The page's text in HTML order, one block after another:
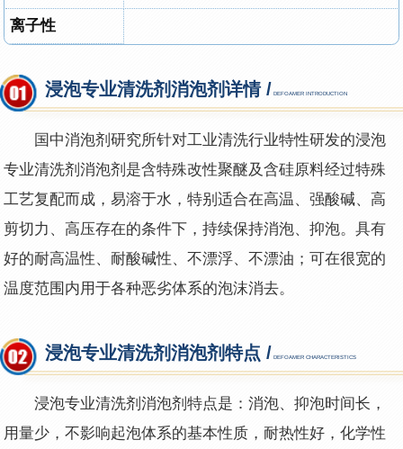
离子性
浸泡专业清洗剂消泡剂详情 / DEFOAMER INTRODUCTION
国中消泡剂研究所针对工业清洗行业特性研发的浸泡
专业清洗剂消泡剂是含特殊改性聚醚及含硅原料经过特殊
工艺复配而成，易溶于水，特别适合在高温、强酸碱、高
剪切力、高压存在的条件下，持续保持消泡、抑泡。具有
好的耐高温性、耐酸碱性、不漂浮、不漂油；可在很宽的
温度范围内用于各种恶劣体系的泡沫消去。
浸泡专业清洗剂消泡剂特点 / DEFOAMER CHARACTERISTICS
浸泡专业清洗剂消泡剂特点是：消泡、抑泡时间长，
用量少，不影响起泡体系的基本性质，耐热性好，化学性